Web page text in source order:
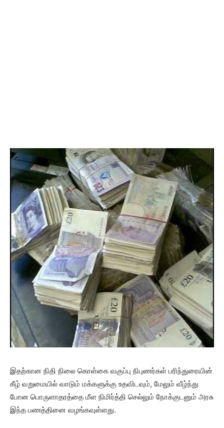
இதற்கான நிதி நிலை கொள்கை வகுப்பு நிபுணர்கள் பரிந்துரையின்
கீழ் வறுமையில் வாடும் மக்களுக்கு உதவிடவும், மேலும் வீழ்ந்து
போன பொருளாதரத்தை மீள நிமிர்த்தி செல்லும் நோக்குடனும் அரசு
இந்த பணத்தினை வழங்கவுள்ளது.